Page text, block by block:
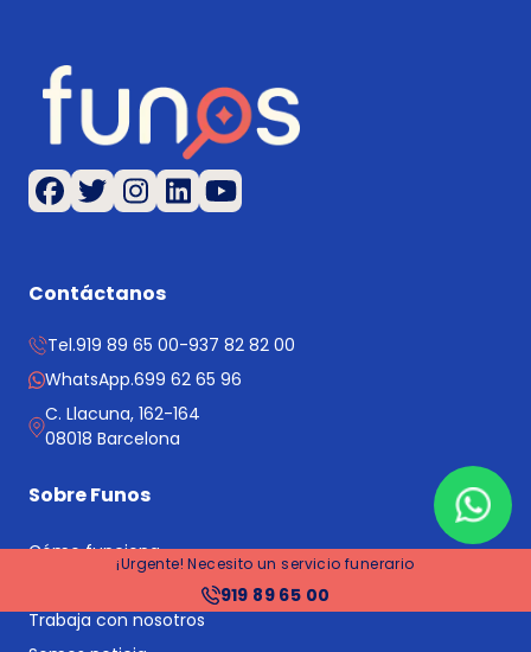
¡Urgente! Necesito un servicio funerario
919 89 65 00
Contáctanos
Tel.919 89 65 00-937 82 82 00
WhatsApp.699 62 65 96
C. Llacuna, 162-164
08018 Barcelona
Sobre Funos
Cómo funciona
Trabaja con nosotros